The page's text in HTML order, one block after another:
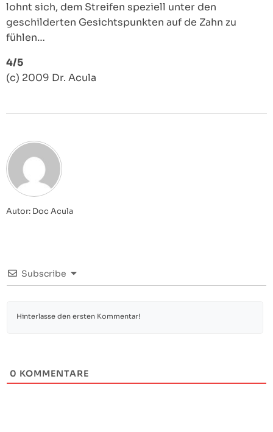
lohnt sich, dem Streifen speziell unter den
geschilderten Gesichtspunkten auf de Zahn zu
fühlen…
4/5
(c) 2009 Dr. Acula
Autor: Doc Acula
Subscribe
0 KOMMENTARE